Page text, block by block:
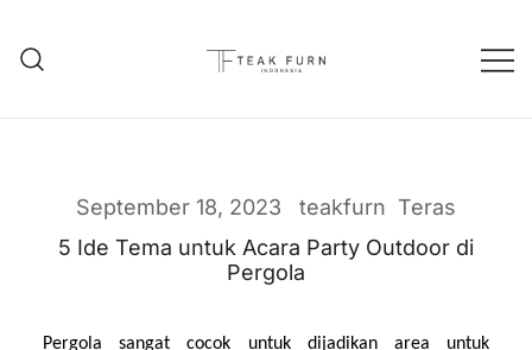
September 18, 2023 teakfurn Teras
5 Ide Tema untuk Acara Party Outdoor di
Pergola
Pergola sangat cocok untuk dijadikan area untuk